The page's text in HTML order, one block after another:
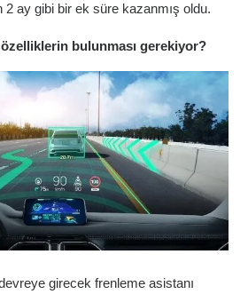
2 ay gibi bir ek süre kazanmış oldu.
bulunması gerekiyor?
girecek frenleme asistanı